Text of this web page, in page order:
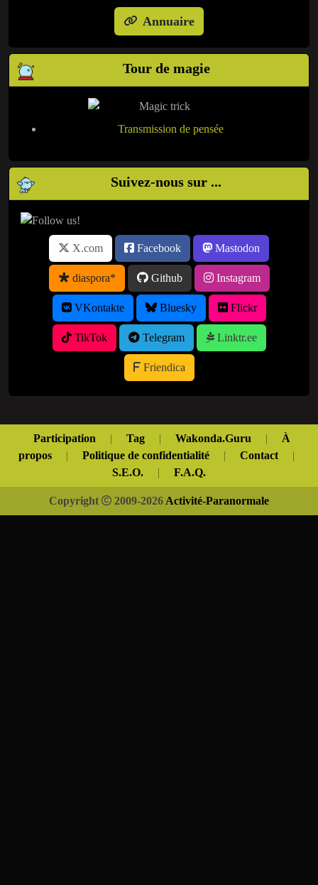
Annuaire
Tour de magie
Transmission de pensée
Suivez-nous sur ...
X.com Facebook Mastodon
diaspora* Github Instagram
VKontakte Bluesky Flickr
TikTok Telegram Linktr.ee
Friendica
Participation | Tag | Wakonda.Guru |
À
propos
| Politique de confidentialité | Contact
|
S.E.O.
| F.A.Q.
Copyright 2009-2026 Activité-Paranormale